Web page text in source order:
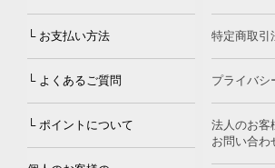
└ お支払い方法
└ よくあるご質問
└ ポイントについて
特定商取引
プライバシ
法人のお客
お問い合わ